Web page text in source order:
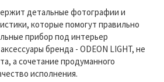
детальные фотографии и
которые помогут правильно
прибор под интерьер
бренда - ODEON LIGHT, не
а сочетание продуманного
исполнения.